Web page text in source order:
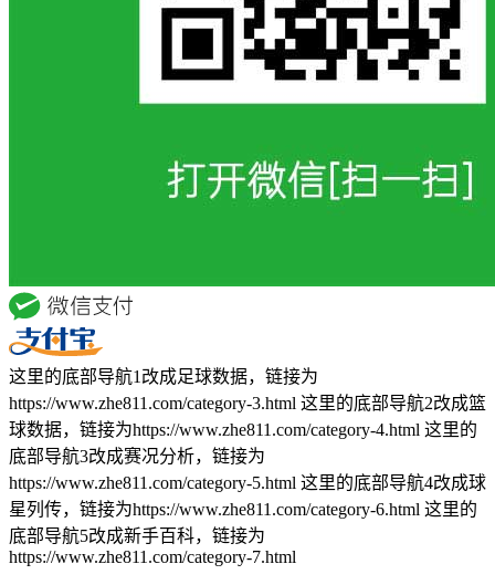
这里的底部导航1改成足球数据，链接为
https://www.zhe811.com/category-3.html 这里的底部导航2改成篮
球数据，链接为https://www.zhe811.com/category-4.html 这里的
底部导航3改成赛况分析，链接为
https://www.zhe811.com/category-5.html 这里的底部导航4改成球
星列传，链接为https://www.zhe811.com/category-6.html 这里的
底部导航5改成新手百科，链接为
https://www.zhe811.com/category-7.html